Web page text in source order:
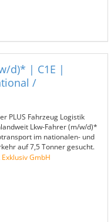
d)* | C1E |
/
PLUS Fahrzeug Logistik
Lkw-Fahrer (m/w/d)*
im nationalen- und
auf 7,5 Tonner gesucht.
GmbH